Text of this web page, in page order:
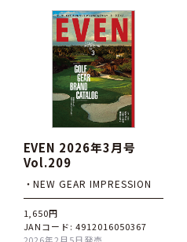
EVEN 2026年3月号
Vol.209
・NEW GEAR IMPRESSION
1,650円
JANコード: 4912016050367